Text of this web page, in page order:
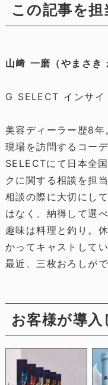
この記事を担
山﨑 一磨（やまさき
G SELECT インサイ
美容ディーラー歴8年
現場を訪問するコー
SELECTにて日本全
クに関する相談を担
相談の際に大切にし
はなく、納得して選
趣味は料理と釣り。
かってキャストしてい
最近、三枚おろしが
お客様が導入